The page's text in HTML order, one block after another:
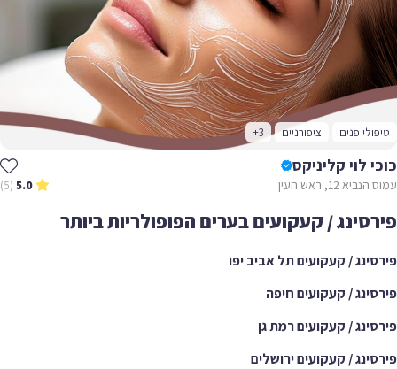
טיפולי פנים ציפורניים +3
כוכי לוי קליניקס
עמוס הנביא 12, ראש העין 5.0
(5)
פירסינג / קעקועים בערים הפופולריות ביותר
פירסינג / קעקועים תל אביב יפו
פירסינג / קעקועים חיפה
פירסינג / קעקועים רמת גן
פירסינג / קעקועים ירושלים